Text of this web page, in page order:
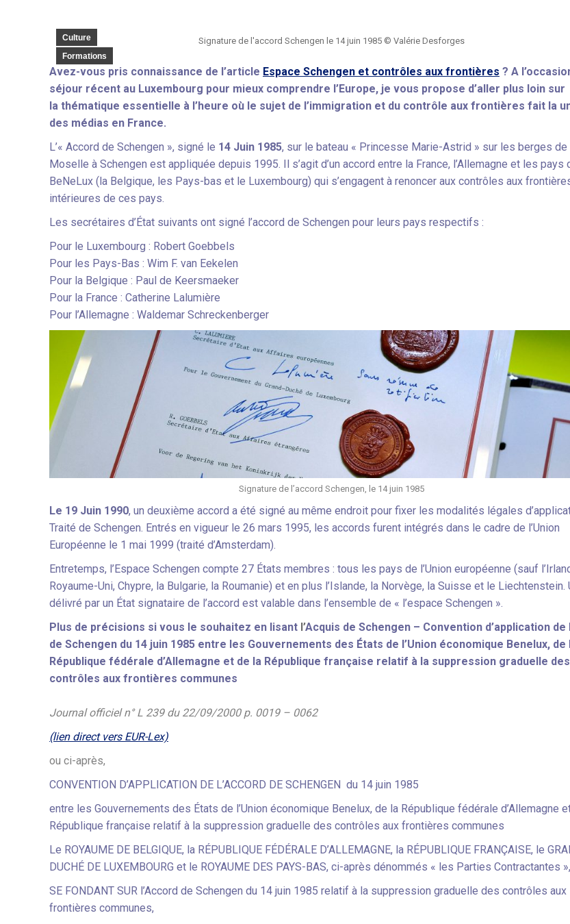
Culture
Formations
Signature de l'accord Schengen le 14 juin 1985 © Valérie Desforges
Avez-vous pris connaissance de l’article Espace Schengen et contrôles aux frontières ? A
séjour récent au Luxembourg pour mieux comprendre l’Europe, je vous propose d’aller plus loin sur
la thématique essentielle à l’heure où le sujet de l’immigration et du contrôle aux frontières fait la
des médias en France.
L’« Accord de Schengen », signé le 14 Juin 1985, sur le bateau « Princesse Marie-Astrid » sur les berges de
Moselle à Schengen est appliquée depuis 1995. Il s’agit d’un accord entre la France, l’Allemagne et les pays
BeNeLux (la Belgique, les Pays-bas et le Luxembourg) qui s’engagent à renoncer aux contrôles aux
intérieures de ces pays.
Les secrétaires d’État suivants ont signé l’accord de Schengen pour leurs pays respectifs :
Pour le Luxembourg : Robert Goebbels
Pour les Pays-Bas : Wim F. van Eekelen
Pour la Belgique : Paul de Keersmaeker
Pour la France : Catherine Lalumière
Pour l’Allemagne : Waldemar Schreckenberger
Signature de l’accord Schengen, le 14 juin 1985
Le 19 Juin 1990, un deuxième accord a été signé au même endroit pour fixer les modalités légales
Traité de Schengen. Entrés en vigueur le 26 mars 1995, les accords furent intégrés dans le cadre de l’Union
Européenne le 1 mai 1999 (traité d’Amsterdam).
Entretemps, l’Espace Schengen compte 27 États membres : tous les pays de l’Union européenne (sauf
Royaume-Uni, Chypre, la Bulgarie, la Roumanie) et en plus l’Islande, la Norvège, la Suisse et le Liechtenstein.
délivré par un État signataire de l’accord est valable dans l’ensemble de « l’espace Schengen ».
Plus de précisions si vous le souhaitez en lisant l’Acquis de Schengen – Convention d’application de
de Schengen du 14 juin 1985 entre les Gouvernements des États de l’Union économique Benelux, de
République fédérale d’Allemagne et de la République française relatif à la suppression graduelle des
contrôles aux frontières communes
Journal officiel n° L 239 du 22/09/2000 p. 0019 – 0062
(lien direct vers EUR-Lex)
ou ci-après,
CONVENTION D’APPLICATION DE L’ACCORD DE SCHENGEN du 14 juin 1985
entre les Gouvernements des États de l’Union économique Benelux, de la République fédérale d’Allemagne
République française relatif à la suppression graduelle des contrôles aux frontières communes
Le ROYAUME DE BELGIQUE, la RÉPUBLIQUE FÉDÉRALE D’ALLEMAGNE, la RÉPUBLIQUE FRANÇAISE, le
DUCHÉ DE LUXEMBOURG et le ROYAUME DES PAYS-BAS, ci-après dénommés « les Parties Contractantes »,
SE FONDANT SUR l’Accord de Schengen du 14 juin 1985 relatif à la suppression graduelle des contrôles aux
frontières communes,